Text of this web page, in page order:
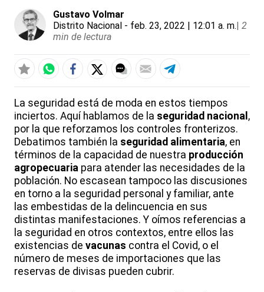
Gustavo Volmar
Distrito Nacional - feb. 23, 2022 | 12:01 a. m.| 2
min de lectura
La seguridad está de moda en estos tiempos
inciertos. Aquí hablamos de la seguridad nacional ,
por la que reforzamos los controles fronterizos.
Debatimos también la seguridad alimentaria, en
términos de la capacidad de nuestra producción
agropecuaria para atender las necesidades de la
población. No escasean tampoco las discusiones
en torno a la seguridad personal y familiar, ante
las embestidas de la delincuencia en sus
distintas manifestaciones. Y oímos referencias a
la seguridad en otros contextos, entre ellos las
existencias de vacunas contra el Covid, o el
número de meses de importaciones que las
reservas de divisas pueden cubrir.